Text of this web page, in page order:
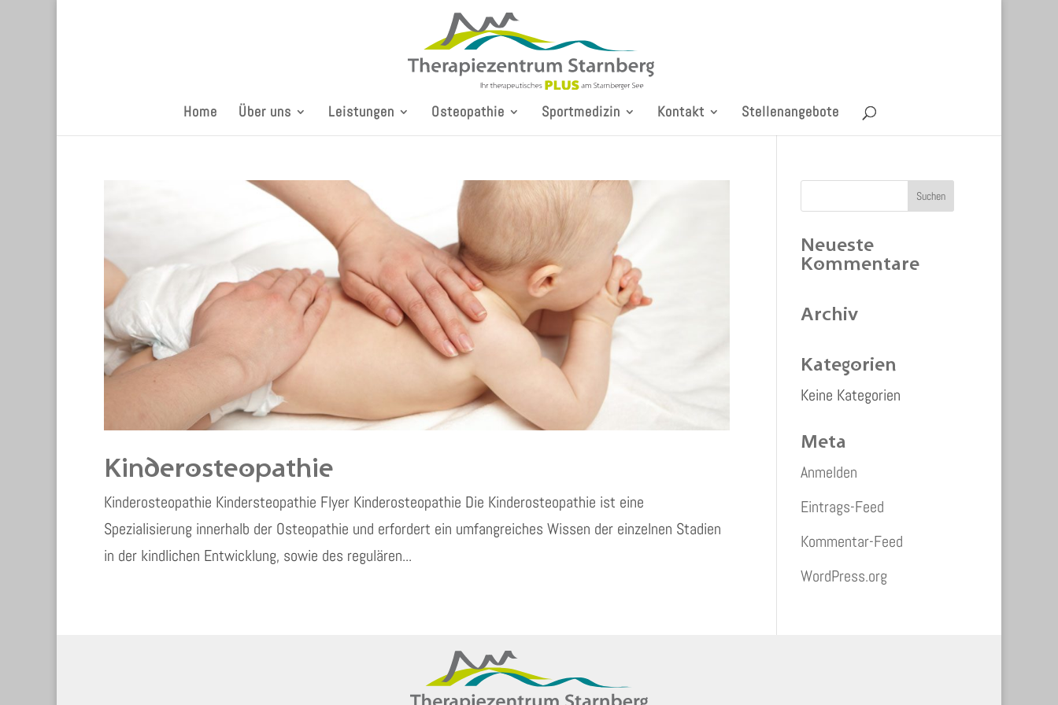
Home Über uns Leistungen Osteopathie Sportmedizin Kontakt Stellenangebote
Kinderosteopathie
Kinderosteopathie Kindersteopathie Flyer Kinderosteopathie Die Kinderosteopathie ist eine
Spezialisierung innerhalb der Osteopathie und erfordert ein umfangreiches Wissen der einzelnen Stadien
in der kindlichen Entwicklung, sowie des regulären...
Neueste
Kommentare
Archiv
Kategorien
Keine Kategorien
Meta
Anmelden
Eintrags-Feed
Kommentar-Feed
WordPress.org